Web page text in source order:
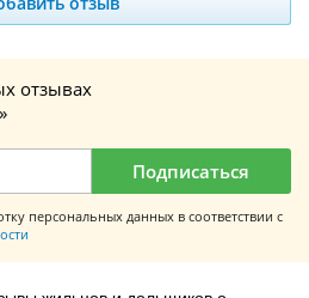
отзывах
Подписаться
персональных данных в соответствии с